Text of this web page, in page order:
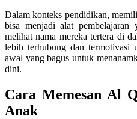
Dalam konteks pendidikan,
bisa menjadi alat
melihat nama mereka tertera di
lebih terhubung dan termotivasi
awal yang bagus untuk
dini.
Cara Memesan Al
Anak